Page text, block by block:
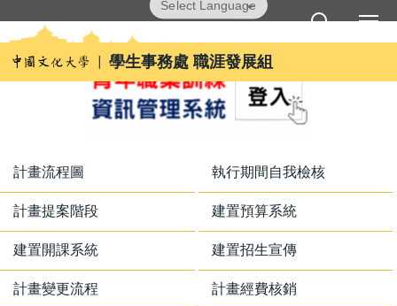
到
主
學生事務處 職涯發展組
Translate
計畫流程圖 執行期間自我檢核
計畫提案階段 建置預算系統
建置開課系統 建置招生宣傳
計畫變更流程 計畫經費核銷